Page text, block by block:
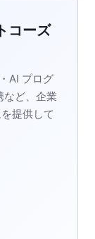
コーズ
AI プログ
など、企業
提供して